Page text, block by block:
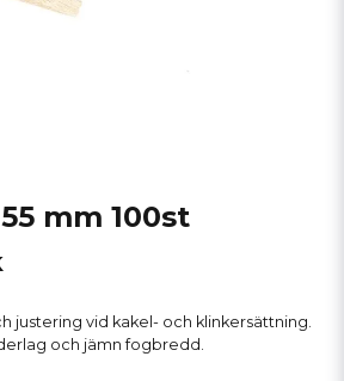
mm 100st
justering vid kakel- och klinkersättning.
och jämn fogbredd.